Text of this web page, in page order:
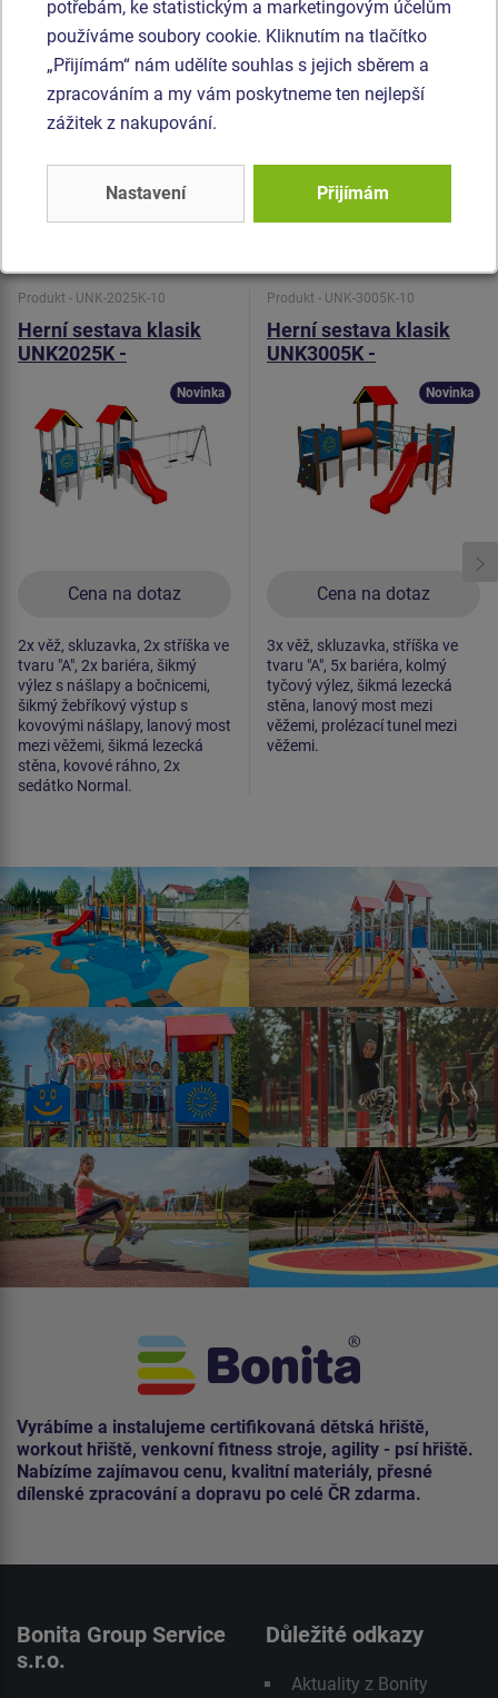
hliníkové, obalené měkkou a pohodlnou pryží. Houpačka je
zavěšena pomocí nerezových řetězů na kovovém
nosníku. Horolezecké chyty jsou vyrobeny z polyesteru, což
zaručuje dlouhou životnost, stálobarevnost i šetrný povrch
pozinkovaný nebo nerezový.
Produkt - UNK-2025K-10
Herní sestava klasik
UNK2025K -
Cena na dotaz
Novinka
2x věž, skluzavka, 2x stříška ve
tvaru "A", 2x bariéra, šikmý
výlez s nášlapy a bočnicemi,
šikmý žebříkový výstup s
kovovými nášlapy, lanový most
mezi věžemi, šikmá lezecká
stěna, kovové ráhno, 2x
sedátko Normal.
Produkt - UNK-3005K-10
Herní sestava klasik
UNK3005K -
Cena na dotaz
Novinka
3x věž, skluzavka, stříška ve
tvaru "A", 5x bariéra, kolmý
tyčový výlez, šikmá lezecká
stěna, lanový most mezi
věžemi, prolézací tunel mezi
věžemi.
Vyrábíme a instalujeme certifikovaná dětská hřiště,
workout hřiště, venkovní fitness stroje, agility - psí hřiště.
Nabízíme zajímavou cenu, kvalitní materiály, přesné
dílenské zpracování a dopravu po celé ČR zdarma.
Bonita Group Service
s.r.o.
Důležité odkazy
Aktuality z Bonity
potřebám, ke statistickým a marketingovým účelům
používáme soubory cookie. Kliknutím na tlačítko
„Přijímám“ nám udělíte souhlas s jejich sběrem a
zpracováním a my vám poskytneme ten nejlepší
zážitek z nakupování.
Nastavení Přijímám